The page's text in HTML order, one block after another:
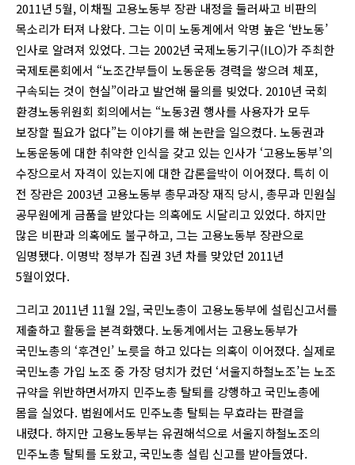
2011년 5월, 이채필 고용노동부 장관 내정을 둘러싸고 비판의
목소리가 터져 나왔다. 그는 이미 노동계에서 악명 높은 ‘반노동’
인사로 알려져 있었다. 그는 2002년 국제노동기구(ILO)가 주최한
국제토론회에서 “노조간부들이 노동운동 경력을 쌓으려 체포,
구속되는 것이 현실”이라고 발언해 물의를 빚었다. 2010년 국회
환경노동위원회 회의에서는 “노동3권 행사를 사용자가 모두
보장할 필요가 없다”는 이야기를 해 논란을 일으켰다. 노동권과
노동운동에 대한 취약한 인식을 갖고 있는 인사가 ‘고용노동부’의
수장으로서 자격이 있는지에 대한 갑론을박이 이어졌다. 특히 이
전 장관은 2003년 고용노동부 총무과장 재직 당시, 총무과 민원실
공무원에게 금품을 받았다는 의혹에도 시달리고 있었다. 하지만
많은 비판과 의혹에도 불구하고, 그는 고용노동부 장관으로
임명됐다. 이명박 정부가 집권 3년 차를 맞았던 2011년
5월이었다.
그리고 2011년 11월 2일, 국민노총이 고용노동부에 설립신고서를
제출하고 활동을 본격화했다. 노동계에서는 고용노동부가
국민노총의 ‘후견인’ 노릇을 하고 있다는 의혹이 이어졌다. 실제로
국민노총 가입 노조 중 가장 덩치가 컸던 ‘서울지하철노조’는 노조
규약을 위반하면서까지 민주노총 탈퇴를 강행하고 국민노총에
몸을 실었다. 법원에서도 민주노총 탈퇴는 무효라는 판결을
내렸다. 하지만 고용노동부는 유권해석으로 서울지하철노조의
민주노총 탈퇴를 도왔고, 국민노총 설립 신고를 받아들였다.